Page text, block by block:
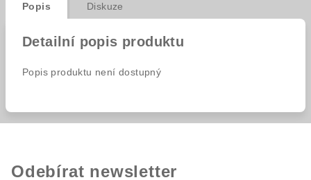
Popis Diskuze
Detailní popis produktu
Popis produktu není dostupný
Odebírat newsletter